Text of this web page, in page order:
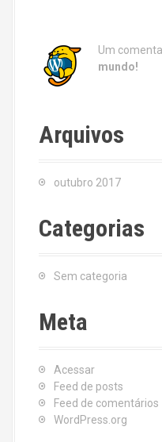
Um
mundo!
Arquivos
outubro 2017
Categorias
Sem categoria
Meta
Acessar
Feed de posts
Feed de comentários
WordPress.org